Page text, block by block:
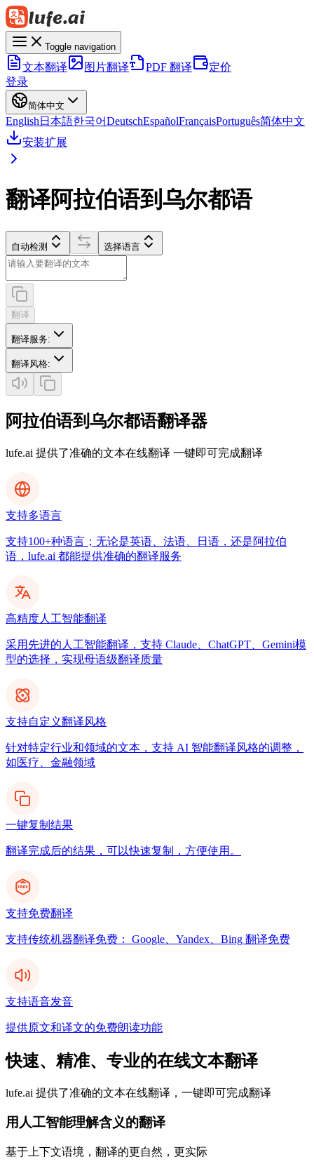
Toggle navigation
文本翻译 图片翻译 PDF 翻译
定价
登录
简体中文
English 日本語한국어DeutschEspañolFrançaisPortuguês简体中文
安装扩展
翻译阿拉伯语到乌尔都语
自动检测 选择语言
翻译
翻译服务:
翻译风格:
阿拉伯语到乌尔都语翻译器
lufe.ai 提供了准确的文本在线翻译 一键即可完成翻译
支持多语言
支持100+种语言；无论是英语、法语、日语，还是阿拉伯
语，lufe.ai 都能提供准确的翻译服务
高精度人工智能翻译
采用先进的人工智能翻译，支持 Claude、ChatGPT、Gemini模
型的选择，实现母语级翻译质量
支持自定义翻译风格
针对特定行业和领域的文本，支持 AI 智能翻译风格的调整，
如医疗、金融领域
一键复制结果
翻译完成后的结果，可以快速复制，方便使用。
支持免费翻译
支持传统机器翻译免费： Google、Yandex、Bing 翻译免费
支持语音发音
提供原文和译文的免费朗读功能
快速、精准、专业的在线文本翻译
lufe.ai 提供了准确的文本在线翻译，一键即可完成翻译
用人工智能理解含义的翻译
基于上下文语境，翻译的更自然，更实际